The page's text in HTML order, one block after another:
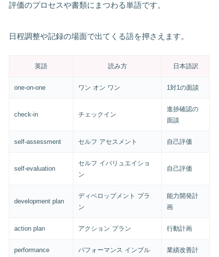
評価のプロセスや書類にまつわる単語です。
日程調整や記録の場面で出てくる語を押さえます。
英語 読み方 日本語訳
one-on-one ワン オン ワン 1対1の面談
check-in チェックイン
進捗確認の
面談
self-assessment セルフ アセスメント 自己評価
self-evaluation
セルフ イバリュエイショ
ン
自己評価
development plan
ディベロップメント プラ
ン
能力開発計
画
action plan アクション プラン 行動計画
performance
パフォーマンス インプル
業績改善計